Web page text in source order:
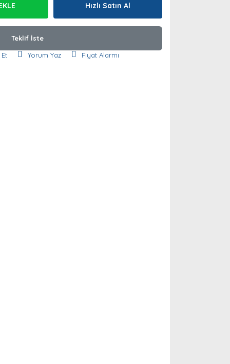
Hızlı Satın Al
Teklif İste
Yorum Yaz Fiyat Alarmı